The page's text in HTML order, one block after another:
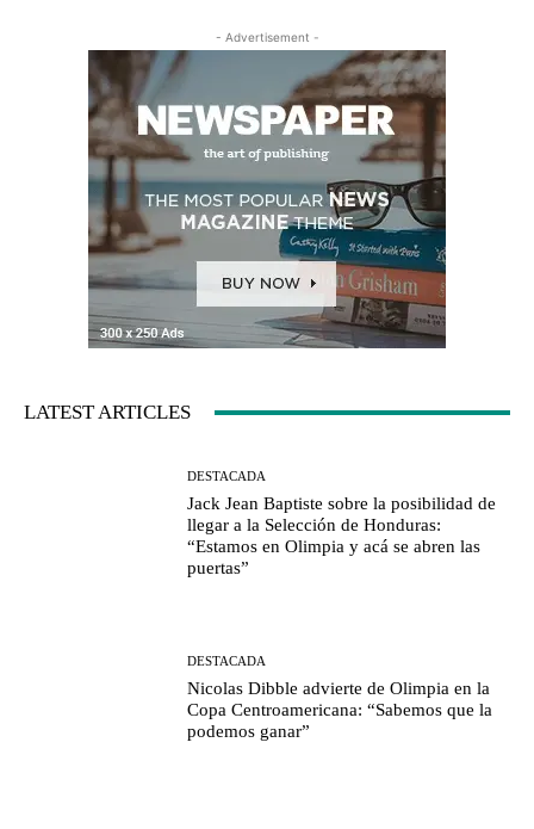
- Advertisement -
LATEST ARTICLES
DESTACADA
Jack Jean Baptiste sobre la posibilidad de
llegar a la Selección de Honduras:
“Estamos en Olimpia y acá se abren las
puertas”
DESTACADA
Nicolas Dibble advierte de Olimpia en la
Copa Centroamericana: “Sabemos que la
podemos ganar”